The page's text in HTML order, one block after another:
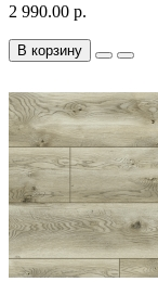
2 990.00 р.
В корзину